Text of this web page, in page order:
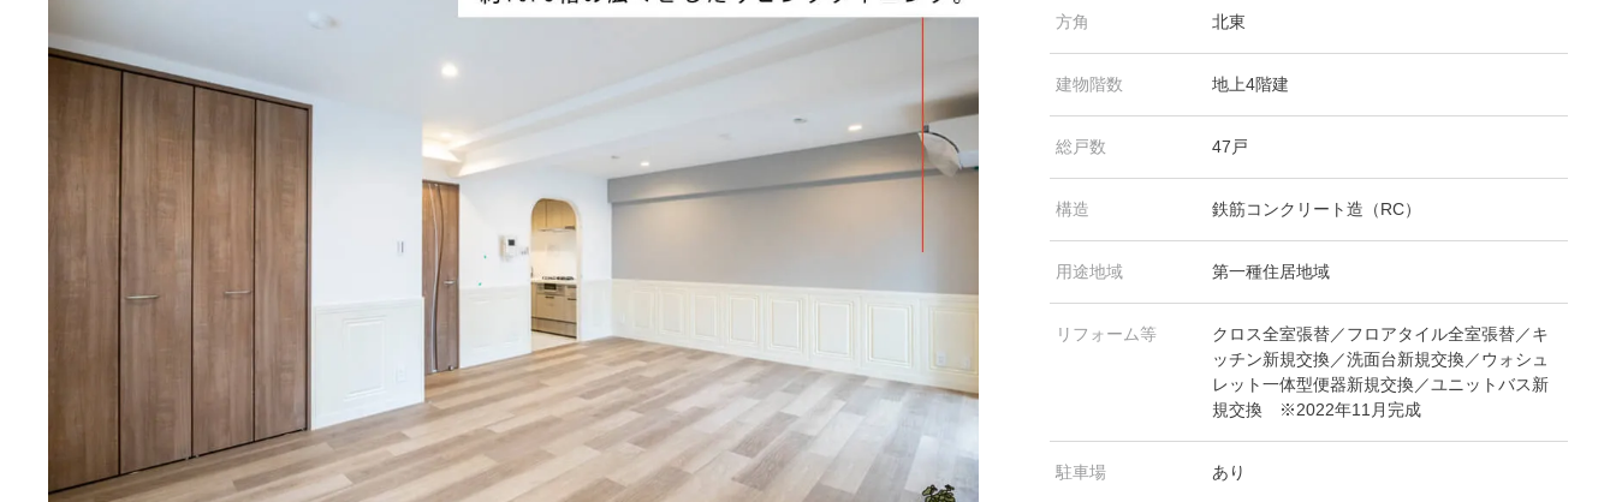
方角 北東
建物階数 地上4階建
総戸数 47戸
構造 鉄筋コンクリート造（RC）
用途地域 第一種住居地域
リフォーム等
クロス全室張替／フロアタイル全室張替／キ
ッチン新規交換／洗面台新規交換／ウォシュ
レット一体型便器新規交換／ユニットバス新
規交換 ※2022年11月完成
駐車場 あり